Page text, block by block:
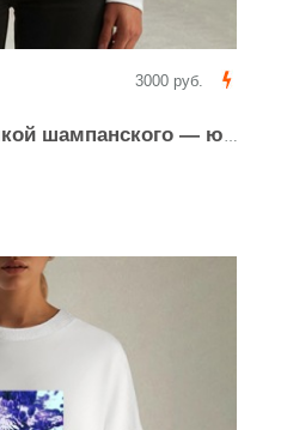
3000 руб.
— юмористический арт